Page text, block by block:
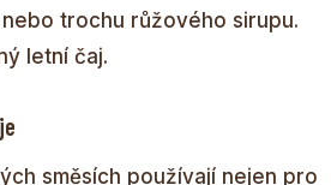
trochu růžového sirupu.
letní čaj.
směsích používají nejen pro